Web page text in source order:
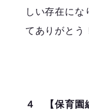
しい存在に
てありがとう
４ 【保育園